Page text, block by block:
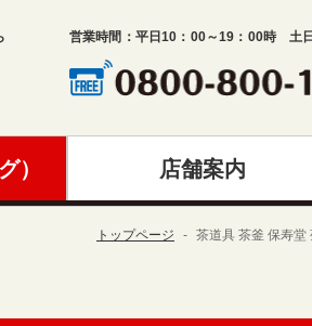
営業時間：平日10：00～19：00時 土
） 店舗案内
トップページ 茶道具 茶釜 保寿